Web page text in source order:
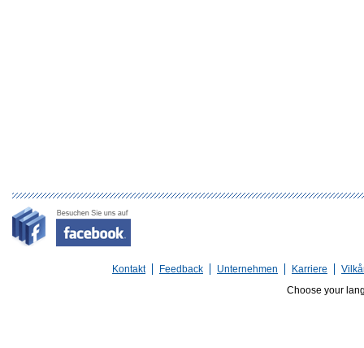
Kontakt Feedback Unternehmen Karriere
Choose your